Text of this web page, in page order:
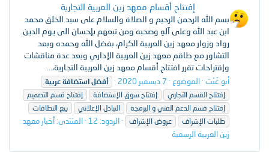
إفتتاح أقسام معهد زين العربية التجارية
بسم الله الرحمن الرحيم و الصلاة والسلام على سيد الخلق محمد
ابن عبد الله وعلى آلهِ وصحبه ومن تبعهم بإحسان الى يوم الدين.
رواد وزوار معهد زين العربية الكرام، بفضل الله وحمده وبعد
التشاور مع طاقم معهد زين العربية الإداري وبعد عدة مناقشات
وإقتراحات تقرر افتتاح أقسام معهد زين العربية التجارية،...
أبو غَيْث الموضوع 7 ديسمبر 2020 أفضل استضافة عربية
إفتتاح القسم التجاري
إفتتاح سوق الإستضافة
إفتتاح قسم التصميم
إفتتاح قسم الدعم الفني و البرمجة
التبادل الإعلاني
بيع النطاقات
طلبات الإشراف
عروض الإشراف الردود: 12 المنتدى:أخبار معهد
زين العربية الرسمية